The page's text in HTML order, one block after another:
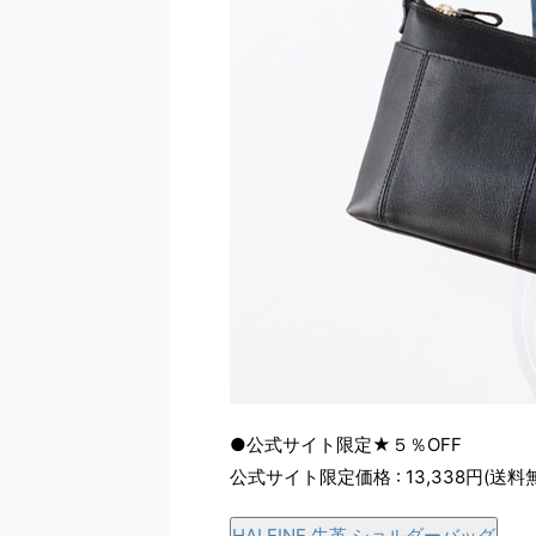
●公式サイト限定★５％OFF
公式サイト限定価格 : 13,338円(送料